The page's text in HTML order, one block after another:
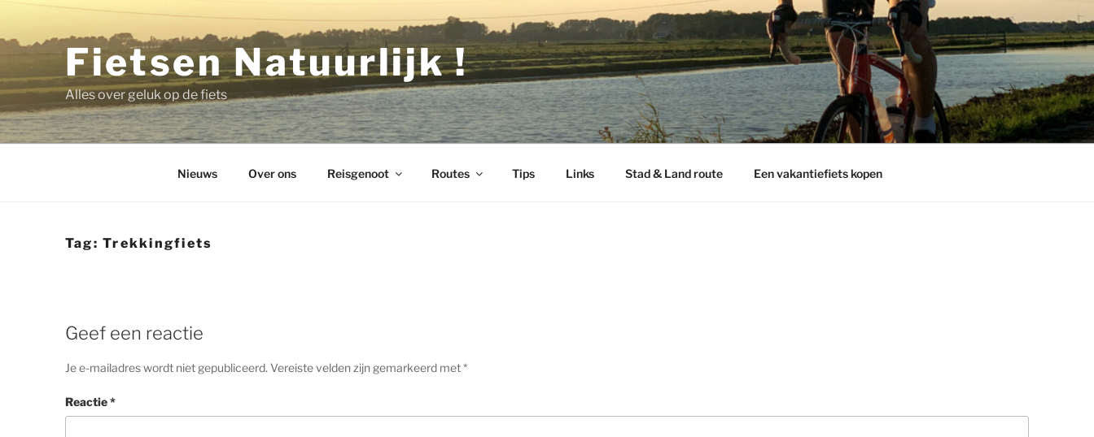
inhoud
Fietsen Natuurlijk !
Alles over geluk op de fiets
Nieuws Over ons Reisgenoot Routes Tips Links Stad & Land route Een vakantiefiets kopen
Tag:Trekkingfiets
Geef een reactie
Je e-mailadres wordt niet gepubliceerd. Vereiste velden zijn gemarkeerd met*
Reactie*